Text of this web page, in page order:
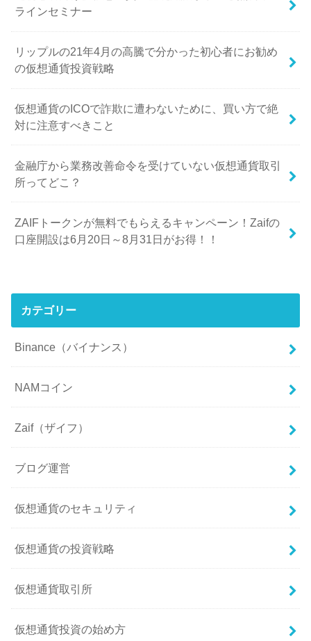
ラインセミナー
リップルの21年4月の高騰で分かった初心者にお勧め
の仮想通貨投資戦略
仮想通貨のICOで詐欺に遭わないために、買い方で絶
対に注意すべきこと
金融庁から業務改善命令を受けていない仮想通貨取引
所ってどこ？
ZAIFトークンが無料でもらえるキャンペーン！Zaifの
口座開設は6月20日～8月31日がお得！！
カテゴリー
Binance（バイナンス）
NAMコイン
Zaif（ザイフ）
ブログ運営
仮想通貨のセキュリティ
仮想通貨の投資戦略
仮想通貨取引所
仮想通貨投資の始め方